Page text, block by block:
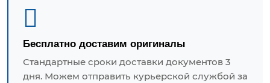
Бесплатно доставим оригиналы
Стандартные сроки доставки документов 3
дня. Можем отправить курьерской службой за